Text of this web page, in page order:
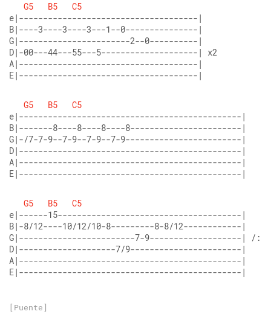
G5 B5
C5
e|-------------------------------------|
B|----3----3----3---1--0---------------|
G|-----------------------2--0----------|
D|-00---44---55---5--------------------| x2
A|-------------------------------------|
E|-------------------------------------|
G5 B5
C5
e|----------------------------------------------|
B|-------8----8----8----8-----------------------|
G|-/7-7-9--7-9--7-9--7-9------------------------|
D|----------------------------------------------|
A|----------------------------------------------|
E|----------------------------------------------|
G5 B5
C5
e|------15--------------------------------------|
B|-8/12----10/12/10-8---------8-8/12------------|
G|------------------------7-9-------------------| /:
D|--------------------7/9-----------------------|
A|----------------------------------------------|
E|----------------------------------------------|
[Puente]